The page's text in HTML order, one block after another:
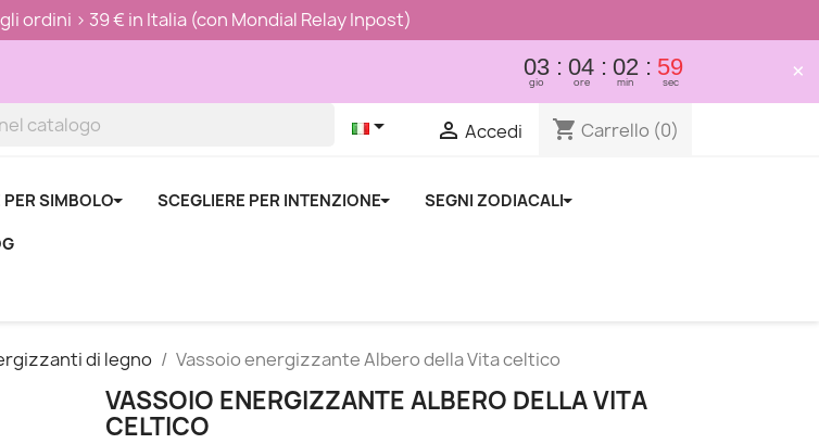
ordini > 39 € in Italia (con Mondial Relay Inpost)
03
gio
04
ore
02
min
58
sec ×
  Accedi shopping_cart Carrello (0)
PER SIMBOLO SCEGLIERE PER INTENZIONE
SEGNI ZODIACALI
di legno Vassoio energizzante Albero della Vita celtico
VASSOIO ENERGIZZANTE ALBERO DELLA VITA
CELTICO